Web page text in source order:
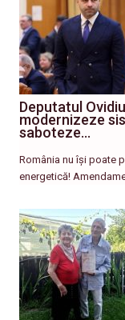
Deputatul
modernizeze
saboteze…
România nu își poate
energetică!